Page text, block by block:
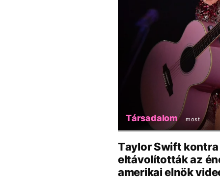
Társadalom most
Taylor Swift
eltávolították az
amerikai elnök